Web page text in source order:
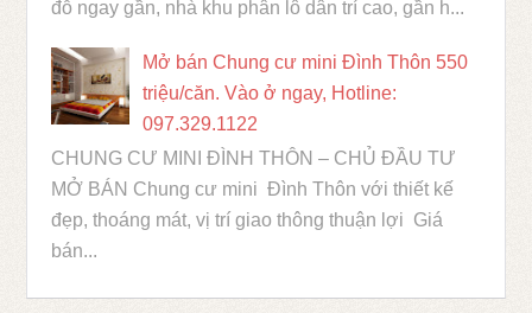
đỗ ngay gần, nhà khu phân lô dân trí cao, gần h...
Mở bán Chung cư mini Đình Thôn 550
triệu/căn. Vào ở ngay, Hotline:
097.329.1122
CHUNG CƯ MINI ĐÌNH THÔN – CHỦ ĐẦU TƯ
MỞ BÁN Chung cư mini Đình Thôn với thiết kế
đẹp, thoáng mát, vị trí giao thông thuận lợi Giá
bán...